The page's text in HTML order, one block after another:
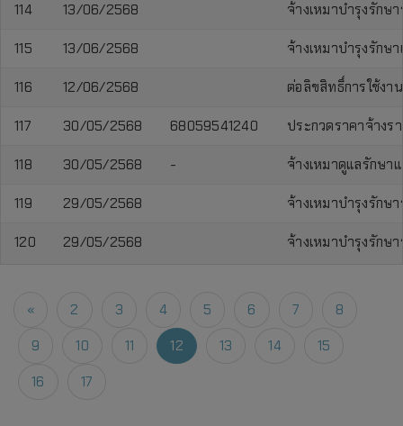
114 13/06/2568 จ้างเหมาบำรุงรักษ
115 13/06/2568 จ้างเหมาบำรุงรักษ
116 12/06/2568 ต่อลิขสิทธิ์การใช้งา
117 30/05/2568 68059541240 ประกวดราคาจ้าง
118 30/05/2568 - จ้างเหมาดูแลรักษ
119 29/05/2568 จ้างเหมาบำรุงรักษ
120 29/05/2568 จ้างเหมาบำรุงรักษ
« 2 3 4 5 6 7
8
9
10 11 12 13 14
15
16
17